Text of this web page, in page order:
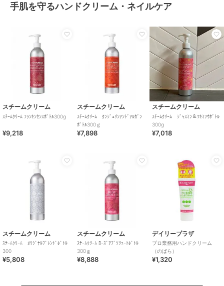
手肌を守るハンドクリーム・ネイルケア
スチームクリーム
ｽﾁｰﾑｸﾘｰﾑ ﾌﾗﾝｷﾝｾﾝｽﾎﾞﾄﾙ300g
¥9,218
スチームクリーム
ｽﾁｰﾑｸﾘｰﾑ ﾀﾝｼﾞｪﾘﾝｱﾝﾄﾞｱﾙｶﾞﾝ
ﾎﾞﾄﾙ300ｇ
¥7,898
スチームクリーム
ｽﾁｰﾑｸﾘｰﾑ ｼﾞｬｽﾐﾝ＆ﾂｷﾐｿｳﾎﾞﾄﾙ
300g
¥7,018
スチームクリーム
ｽﾁｰﾑｸﾘｰﾑ ｵﾘｼﾞﾅﾙﾌﾞﾚﾝﾄﾞﾎﾞﾄﾙ
300
¥5,808
スチームクリーム
ｽﾁｰﾑｸﾘｰﾑ ﾛｰｽﾞｱﾌﾞｿﾘｭｰﾄﾎﾞﾄﾙ
300ｇ
¥8,888
デイリープラザ
プロ業務用ハンドクリーム
（のばら）
¥1,320